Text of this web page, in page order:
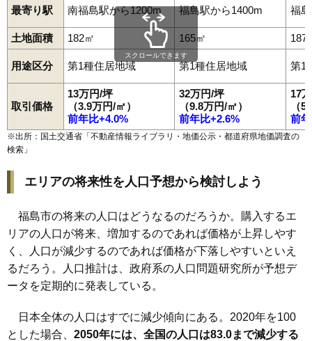
最寄り駅 南福島駅から1200m 福島駅から1400m 福
土地面積 182㎡ 165㎡ 187
用途区分 第1種住居地域 第1種住居地域 第1
取引価格
13万円/坪
（3.9万円/㎡）
前年比+4.0%
32万円/坪
（9.8万円/㎡）
前年比+2.6%
17
（
前
スクロールできます
※出所：国土交通省「不動産情報ライブラリ・地価公示・都道府県地価調査の
検索 」
エリアの将来性を人口予想から検討しよう
福島市の将来の人口はどうなるのだろうか。購入するエ
リアの人口が将来、増加するのであれば価格が上昇しやす
く、人口が減少するのであれば価格が下落しやすいといえ
るだろう。人口推計は、政府系の人口問題研究所が予想デ
ータを定期的に発表している。
日本全体の人口はすでに減少傾向にある。2020年を100
とした場合、 2050年には、全国の人口は83.0まで減少する